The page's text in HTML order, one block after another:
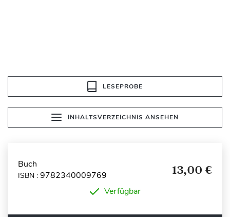
LESEPROBE
INHALTSVERZEICHNIS ANSEHEN
Buch
ISBN : 9782340009769 13,00 €
Verfügbar